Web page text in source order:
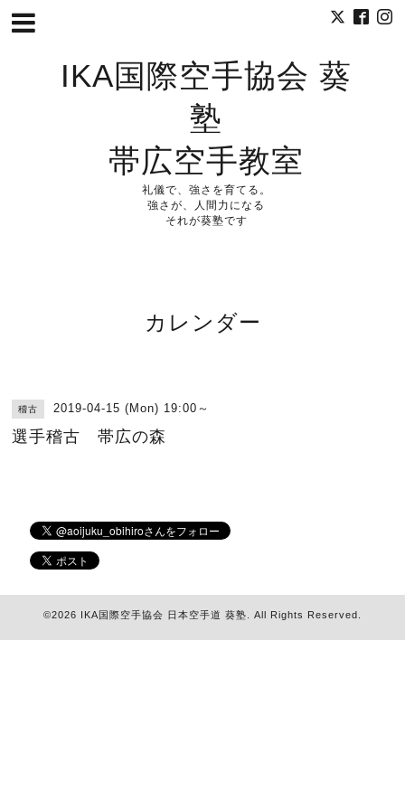
IKA国際空手協会 葵
塾
帯広空手教室
礼儀で、強さを育てる。
強さが、人間力になる
それが葵塾です
カレンダー
稽古 2019-04-15 (Mon) 19:00～
選手稽古 帯広の森
©2026 IKA国際空手協会 日本空手道 葵塾 . All Rights Reserved.